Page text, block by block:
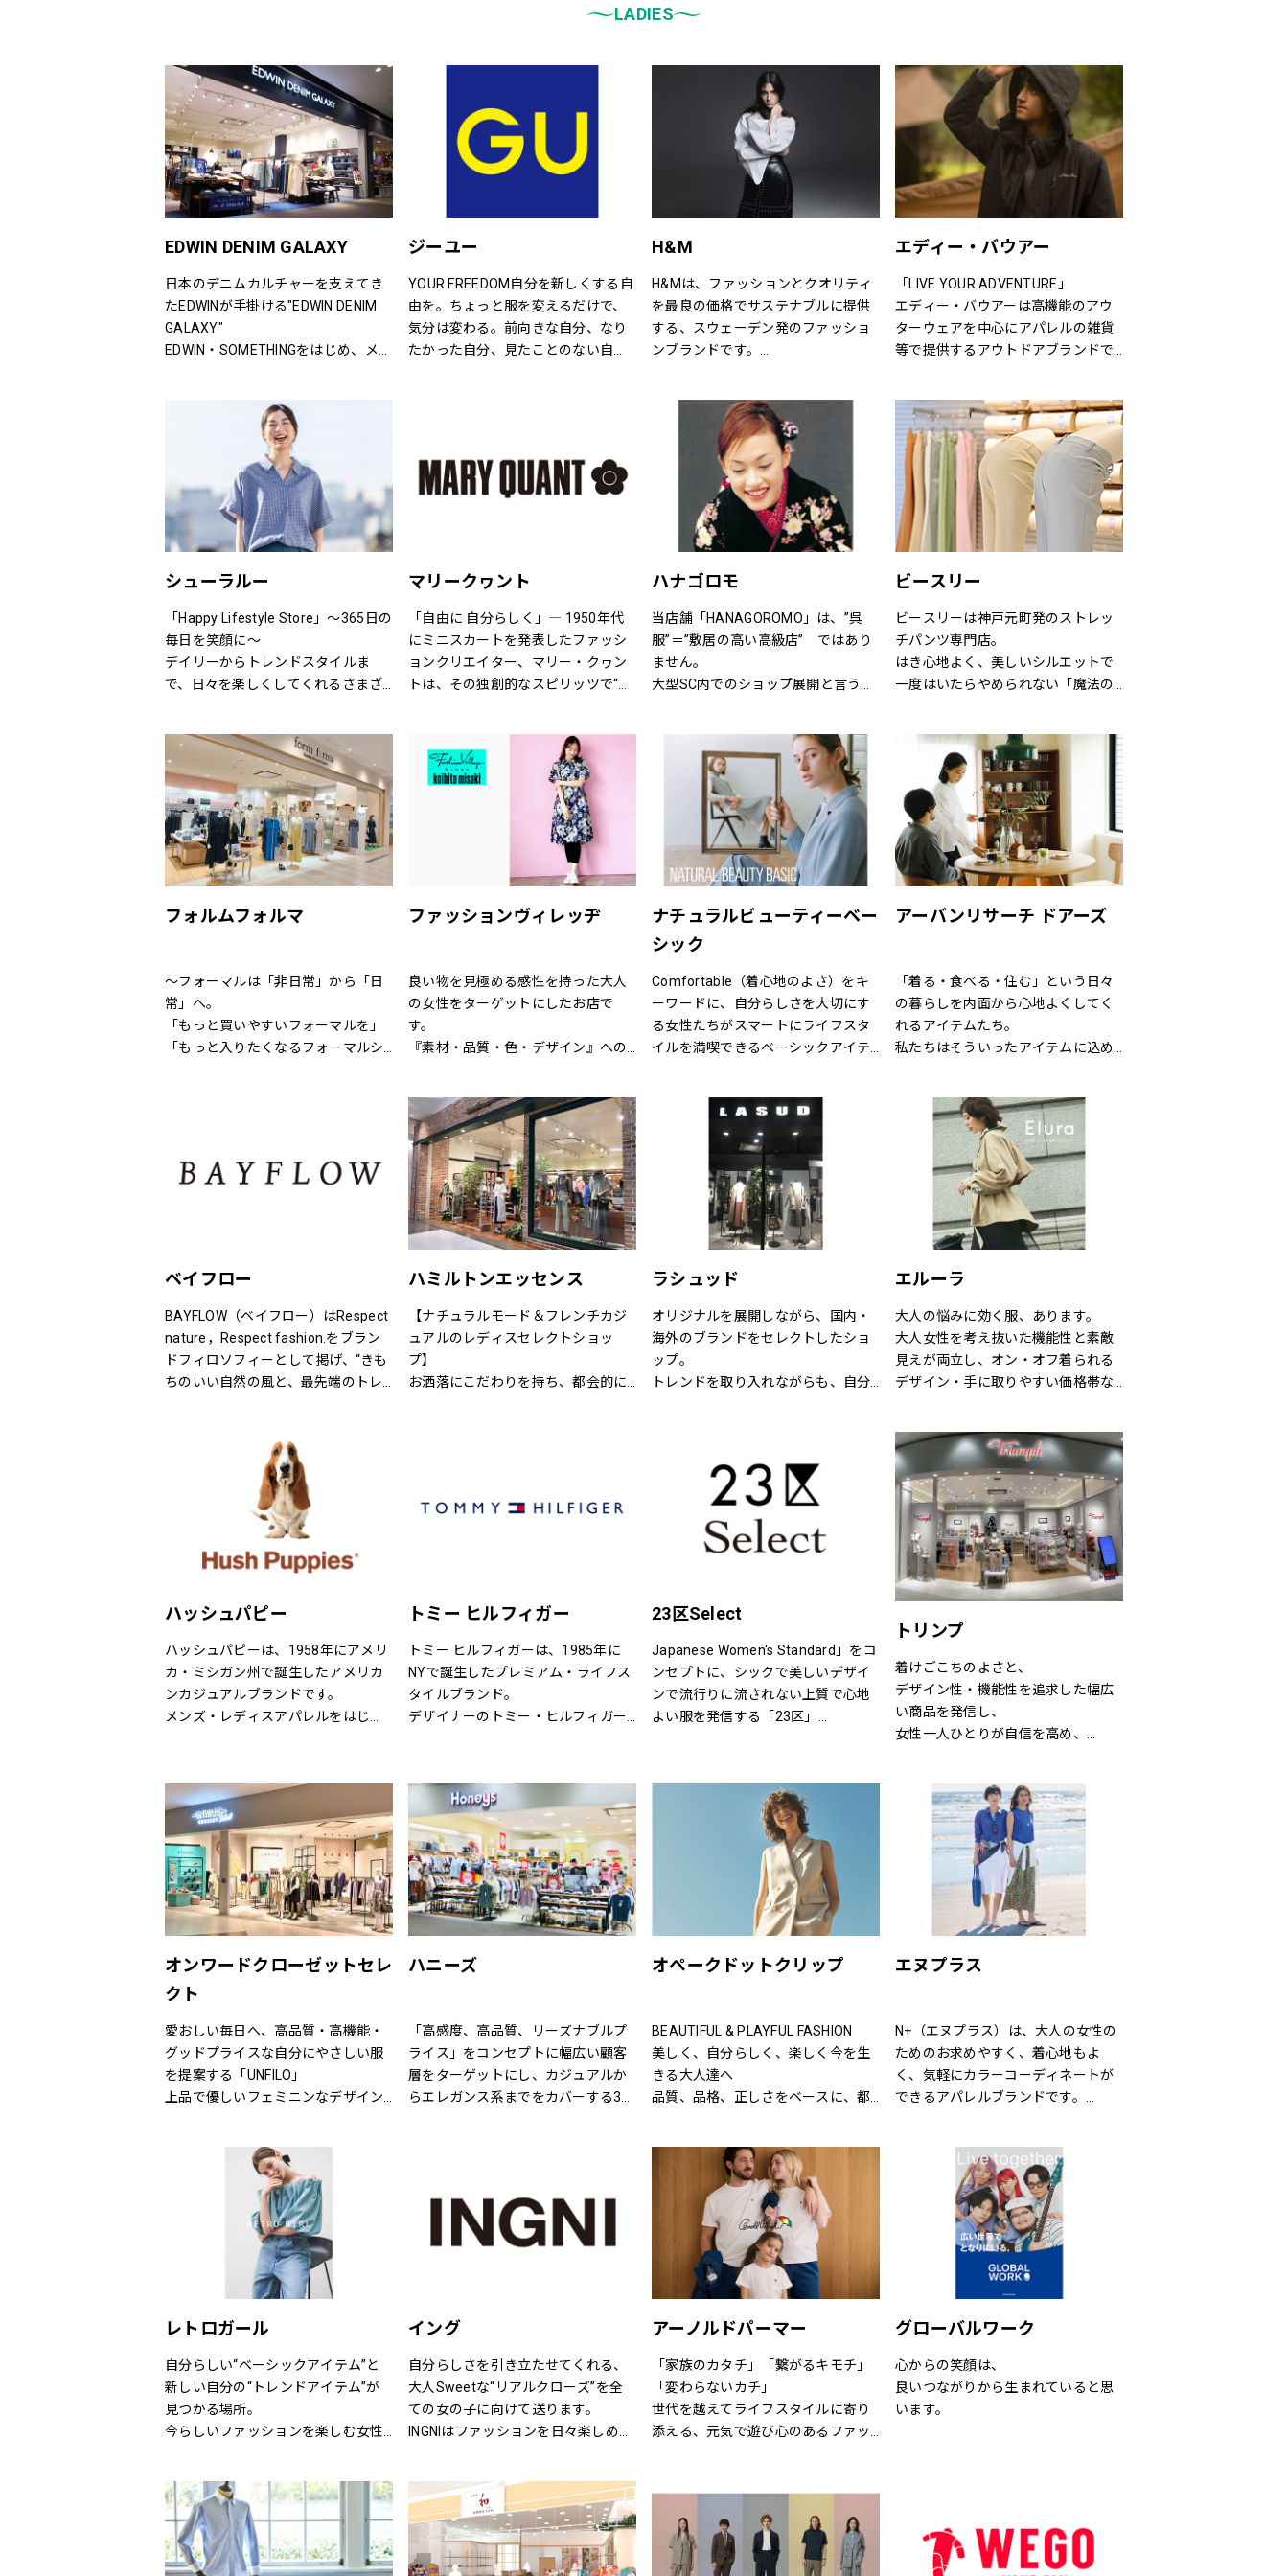
LADIES
EDWIN DENIM GALAXY
日本のデニムカルチャーを支えてき
たEDWINが手掛ける"EDWIN DENIM
GALAXY"
EDWIN・SOMETHINGをはじめ、メン
ンドアイテムまで豊富なランナップ
を取り揃えます。
ジーユー
YOUR FREEDOM自分を新しくする自
由を。ちょっと服を変えるだけで、
気分は変わる。前向きな自分、なり
たかった自分、見たことのない自
H&M
H&Mは、ファッションとクオリティ
を最良の価格でサステナブルに提供
する、スウェーデン発のファッショ
ンブランドです。
さまをお迎えしています。
H&Mお問い合わせ窓口:
https://lin.ee/k1gDN7M（LINEでのお
問い合わせ）
エディー・バウアー
「LIVE YOUR ADVENTURE」
エディー・バウアーは高機能のアウ
ターウェアを中心にアパレルの雑貨
等で提供するアウトドアブランドで
ウアーは人々が「冒険を生きる」こ
とにインスピレーションを与え続け
てきました。
アウトドア・ライフスタルウェア等
の幅広いアイテムをメンズ・ウィメ
ンズ・ユニセックスにて展開してお
ります。
シューラルー
「Happy Lifestyle Store」～365日の
毎日を笑顔に～
デイリーからトレンドスタイルま
で、日々を楽しくしてくれるさまざ
ルストア。
マリークヮント
「自由に 自分らしく」― 1950年代
にミニスカートを発表したファッシ
ョンクリエイター、マリー・クヮン
トは、その独創的なスピリッツで“ス
しました。
MARY QUANTのアイテムには、あり
のままの自分を表現し、今以上にい
きいきと輝いてほしいという想いが
全ての女性に、自分らしさの創造と
ハナゴロモ
当店舗「HANAGOROMO」は、”呉
服”＝”敷居の高い高級店”　ではあり
ません。
大型SC内でのショップ展開と言う利
指しています。
ローマ字屋号や店舗レイアウト等も
若い感性を生かし、幅広い年齢層の
お客様を対象にした店舗となってい
また、品揃えについても振袖、訪問
着、袋帯　等様々な高級呉服の品々
を驚くほどの超破格にてご奉仕致し
ます。
皆さま是非ともお立ち寄り下さい。
ビースリー
ビースリーは神戸元町発のストレッ
チパンツ専門店。
はき心地よく、美しいシルエットで
一度はいたらやめられない「魔法の
ンや限定カラーも人気です。
サイズも3号～21号と豊富に揃いま
す。（カラーにより異なります）
ショップでは、パンツフィッターが
一人ひとりに合わせたパンツ探しの
お手伝いや、きれいに見えるはき方
をアドバイスいたします。
どうぞお気軽にお声掛け下さい。
フォルムフォルマ
～フォーマルは「非日常」から「日
常」へ。
「もっと買いやすいフォーマルを」
「もっと入りたくなるフォーマルシ
てちょっとしたお出かけなど
特別な日も、日常も様々なシーンで
礼服、喪服、パーティードレス、ロ
ングドレス、ブライダルドレス、セ
レモニースーツ、アクセサリー等、
フォーマルアイテムをトータルコー
ディネートで提案させていただきま
ョンも豊富に取り揃えてお待ちして
ファッションヴィレッヂ
良い物を見極める感性を持った大人
の女性をターゲットにしたお店で
す。
『素材・品質・色・デザイン』への
す。
毎日着れるシンプルなものからデザ
インにこだわった商品、そして最新
のお値打ちファッションも用意して
います。
特別なルートで仕入れた商品にきっ
と満足いただけるはずです。
ナチュラルビューティーベー
シック
Comfortable（着心地のよさ）をキ
ーワードに、自分らしさを大切にす
る女性たちがスマートにライフスタ
イルを満喫できるベーシックアイテ
ナップを、自在なコーディネートを
楽しめる幅広い商品展開により、オ
ンからオフまでをサポートします。
アーバンリサーチ ドアーズ
「着る・食べる・住む」という日々
の暮らしを内面から心地よくしてく
れるアイテムたち。
私たちはそういったアイテムに込め
「新しい価値観へのドア」を開く案
内役として、日々の暮らしの中で大
切なものを一緒に見つけていきたい
と考えています。
あなたらしいスタイル、あなたにと
ってのベーシックを、DOORSへ探し
にきてください。
ベイフロー
BAYFLOW（ベイフロー）はRespect
nature，Respect fashion.をブラン
ドフィロソフィーとして掲げ、“きも
ちのいい自然の風と、最先端のトレ
るような、健康的で、スタイリッシ
ュなライフスタイル”を提案するブラ
ハミルトンエッセンス
【ナチュラルモード＆フレンチカジ
ュアルのレディスセレクトショッ
プ】
お洒落にこだわりを持ち、都会的に
店内でくつろぎながらお洒落が楽し
5,500円（税込）お買い上げ毎に、ス
タンプ1個を捺印致します。
24個スタンプで5,500円の割引カー
ドとしてご利用頂けます。
有効期限はございません。全店舗に
て使用できます。
ブラム（Vlas Blomme）、グプティ
ハ(GUPTIHA)、コットンハウスアヤ
（CottonHouse Aya）、バスコ
(BASCO)、クロニクル(chronicle)、
ヌメ（nume）、ヴーム（vm）、ミ
ズイロインド（mizuiroind）、ミデ
ィウミ（MidiUmi）、エトレリー
（etre relie）、ノンブルアンペール
（NOMBRE IMPAIR）、フィルデフェ
ウカドウ）、アントゲージ
（ANTGAUGE）、マイカ&ディール
（MICA&DEAL）、ブランバスク
（BLANC basque）、カーキ
SUCH)、スタンプアンドダイアリー
(STAMP AND DIARY)、ユティリテ
(Utilite)、インディマーク
(grin)、トリッペン（trippen）、カ
ニシ（yuko imanishi+）、ボンメゾ
ン（Bonne Maison）、モキップ
（MOQUIP）、チーバ（CI-VA）、ク
レドラン（CLEDRAN）、アンパサン
（HIRAMEKI）、ビュレ
（BEAURE）、ポンタタ
（POMTATA）、カンポマッジ
（CAMPOMAGGI）、ラノジュエリ
ー（Lano）、コズリ（Causerie）、
ラシュッド
オリジナルを展開しながら、国内・
海外のブランドをセレクトしたショ
ップ。
トレンドを取り入れながらも、自分
エルーラ
大人の悩みに効く服、あります。
大人女性を考え抜いた機能性と素敵
見えが両立し、オン・オフ着られる
デザイン・手に取りやすい価格帯な
ハッシュパピー
ハッシュパピーは、1958年にアメリ
カ・ミシガン州で誕生したアメリカ
ンカジュアルブランドです。
メンズ・レディスアパレルをはじ
定期的にお得なキャンペーンも開
催！皆様のご来店を心よりお待ちし
ております！
トミー ヒルフィガー
トミー ヒルフィガーは、1985年に
NYで誕生したプレミアム・ライフス
タイルブランド。
デザイナーのトミー・ヒルフィガー
にモダンなツイストを加えた、遊び
心と上品さが特徴です。
23区Select
Japanese Women's Standard」をコ
ンセプトに、シックで美しいデザイ
ンで流行りに流されない上質で心地
よい服を発信する「23区」
ドローブを提案する「自由区」
進化し続ける伝統を原点に、常に時
代性にマッチした「ネクスト・トラ
ッド」のライフスタイルを提案する
公式オンラインストア「ONWARD
CROSSET」でお選びいただいた商品
を取り寄せて、店舗にてご試着、ご
トリンプ
着けごこちのよさと、
デザイン性・機能性を追求した幅広
い商品を発信し、
女性一人ひとりが自信を高め、
オンワードクローゼットセレ
クト
愛おしい毎日へ、高品質・高機能・
グッドプライスな自分にやさしい服
を提案する「UNFILO」
上品で優しいフェミニンなデザイン
ニットだから、ひたすら心地いい靴
「steppi（ステッピ）」
公式オンラインストア「ONWARD
CROSSET」でお選びいただいた商品
を取り寄せて、店舗にてご試着、ご
購入いただける「クリック&トライ」
も対応しております。
ハニーズ
「高感度、高品質、リーズナブルプ
ライス」をコンセプトに幅広い顧客
層をターゲットにし、カジュアルか
らエレガンス系までをカバーする3ブ
オペークドットクリップ
BEAUTIFUL & PLAYFUL FASHION
美しく、自分らしく、楽しく今を生
きる大人達へ
品質、品格、正しさをベースに、都
しさとの出会いを提案します
エヌプラス
N+（エヌプラス）は、大人の女性の
ためのお求めやすく、着心地もよ
く、気軽にカラーコーディネートが
できるアパレルブランドです。
が簡単なアイテムなどを提案しま
レトロガール
自分らしい“ベーシックアイテム”と
新しい自分の“トレンドアイテム”が
見つかる場所。
今らしいファッションを楽しむ女性
イング
自分らしさを引き立たせてくれる、
大人Sweetな“リアルクローズ”を全
ての女の子に向けて送ります。
INGNIはファッションを日々楽しめ
いきます。
アーノルドパーマー
「家族のカタチ」「繋がるキモチ」
「変わらないカチ」
世代を越えてライフスタイルに寄り
添える、元気で遊び心のあるファッ
れている「アーノルド パーマー」で
※イーアスつくば店ではキッズの取
グローバルワーク
心からの笑顔は、
良いつながりから生まれていると思
います。
心地よさや好感を大切にした